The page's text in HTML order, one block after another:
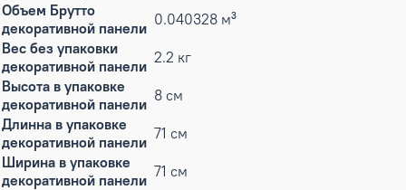
Объем Брутто
декоративной панели 0.040328 м³
Вес без упаковки
декоративной панели 2.2 кг
Высота в упаковке
декоративной панели 8 см
Длинна в упаковке
декоративной панели 71 см
Ширина в упаковке
декоративной панели 71 см